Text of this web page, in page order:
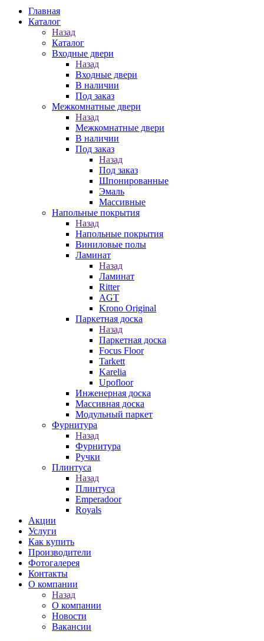
Главная
Каталог
Назад
Каталог
Входные двери
Назад
Входные двери
В наличии
Под заказ
Межкомнатные двери
Назад
Межкомнатные двери
В наличии
Под заказ
Назад
Под заказ
Шпонированные
Эмаль
Массивные
Напольные покрытия
Назад
Напольные покрытия
Виниловые полы
Ламинат
Назад
Ламинат
Ritter
AGT
Krono Original
Паркетная доска
Назад
Паркетная доска
Focus Floor
Tarkett
Karelia
Upofloor
Инженерная доска
Массивная доска
Модульный паркет
Фурнитура
Назад
Фурнитура
Ручки
Плинтуса
Назад
Плинтуса
Emperadoor
Royals
Акции
Услуги
Как купить
Производители
Фотогалерея
Контакты
О компании
Назад
О компании
Новости
Вакансии